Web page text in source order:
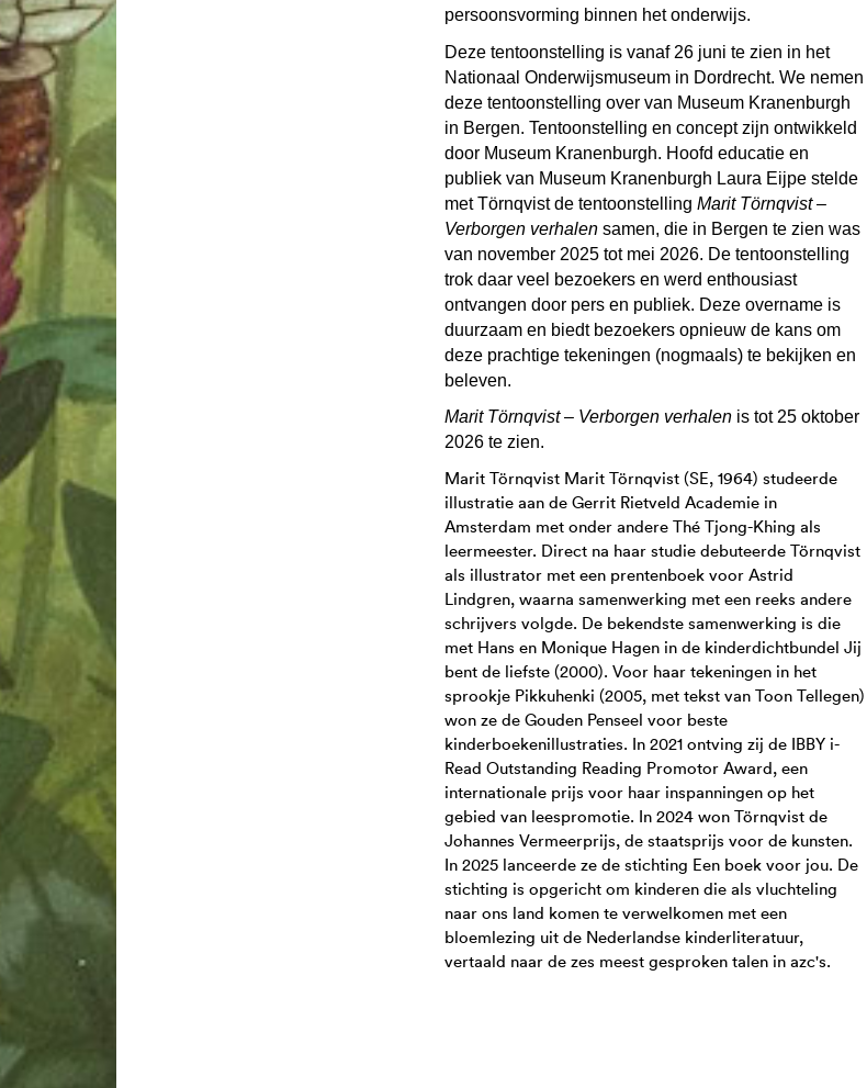
persoonsvorming binnen het onderwijs.
Deze tentoonstelling is vanaf 26 juni te zien in het
Nationaal Onderwijsmuseum in Dordrecht. We nemen
deze tentoonstelling over van Museum Kranenburgh
in Bergen. Tentoonstelling en concept zijn ontwikkeld
door Museum Kranenburgh. Hoofd educatie en
publiek van Museum Kranenburgh Laura Eijpe stelde
met Törnqvist de tentoonstelling Marit Törnqvist –
Verborgen verhalensamen, die in Bergen te zien was
van november 2025 tot mei 2026. De tentoonstelling
trok daar veel bezoekers en werd enthousiast
ontvangen door pers en publiek. Deze overname is
duurzaam en biedt bezoekers opnieuw de kans om
deze prachtige tekeningen (nogmaals) te bekijken en
beleven.
Marit Törnqvist – Verborgen verhalen is tot 25 oktober
2026 te zien.
Marit Törnqvist Marit Törnqvist (SE, 1964) studeerde
illustratie aan de Gerrit Rietveld Academie in
Amsterdam met onder andere Thé Tjong-Khing als
leermeester. Direct na haar studie debuteerde Törnqvist
als illustrator met een prentenboek voor Astrid
Lindgren, waarna samenwerking met een reeks andere
schrijvers volgde. De bekendste samenwerking is die
met Hans en Monique Hagen in de kinderdichtbundel Jij
bent de liefste (2000). Voor haar tekeningen in het
sprookje Pikkuhenki (2005, met tekst van Toon Tellegen)
won ze de Gouden Penseel voor beste
kinderboekenillustraties. In 2021 ontving zij de IBBY i-
Read Outstanding Reading Promotor Award, een
internationale prijs voor haar inspanningen op het
gebied van leespromotie. In 2024 won Törnqvist de
Johannes Vermeerprijs, de staatsprijs voor de kunsten.
In 2025 lanceerde ze de stichting Een boek voor jou. De
stichting is opgericht om kinderen die als vluchteling
naar ons land komen te verwelkomen met een
bloemlezing uit de Nederlandse kinderliteratuur,
vertaald naar de zes meest gesproken talen in azc's.